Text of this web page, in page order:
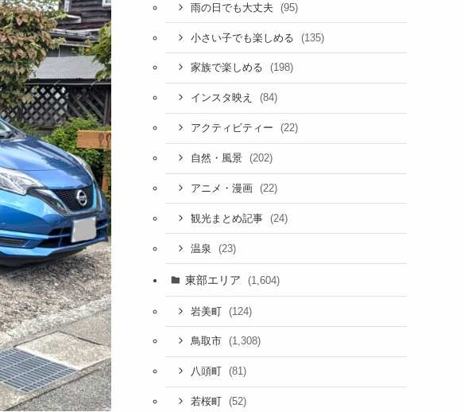
雨の日でも大丈夫 (95)
小さい子でも楽しめる (135)
家族で楽しめる (198)
インスタ映え (84)
アクティビティー (22)
自然・風景 (202)
アニメ・漫画 (22)
観光まとめ記事 (24)
温泉 (23)
東部エリア (1,604)
岩美町 (124)
鳥取市 (1,308)
八頭町 (81)
若桜町 (52)